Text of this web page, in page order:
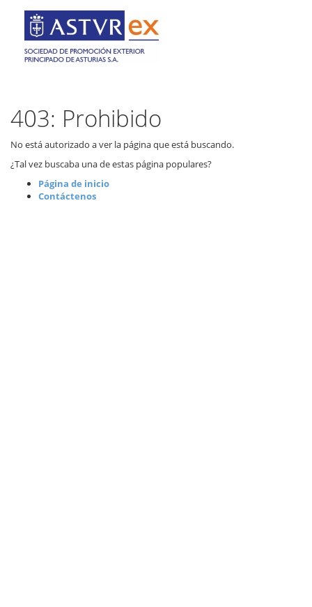
403: Prohibido
No está autorizado a ver la página que está buscando.
¿Tal vez buscaba una de estas página populares?
Página de inicio
Contáctenos